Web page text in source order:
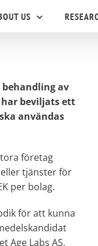
US
behandling av
beviljats ett
användas
företag
tjänster för
per bolag.
för att kunna
Age Labs AS,